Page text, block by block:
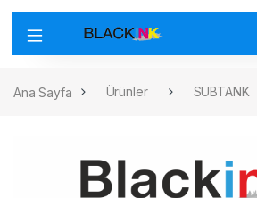
Ana Sayfa Ürünler SUBTANK